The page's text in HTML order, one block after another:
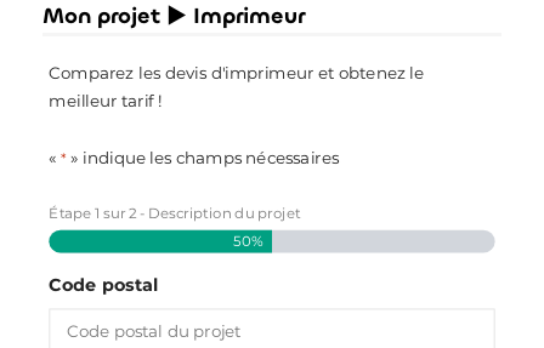
Mon projet ► Imprimeur
Comparez les devis d'imprimeur et obtenez le
meilleur tarif !
«* » indique les champs nécessaires
Étape1 sur2 - Description du projet
50%
Code postal